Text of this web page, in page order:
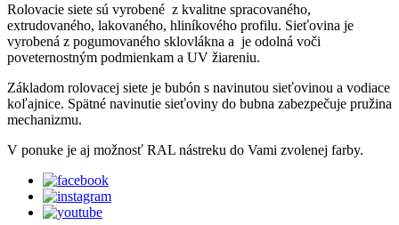
Rolovacie siete sú vyrobené z kvalitne spracovaného,
extrudovaného, lakovaného, hliníkového profilu. Sieťovina je
vyrobená z pogumovaného sklovlákna a je odolná voči
poveternostným podmienkam a UV žiareniu.
Základom rolovacej siete je bubón s navinutou sieťovinou a vodiace
koľajnice. Spätné navinutie sieťoviny do bubna zabezpečuje pružina
mechanizmu.
V ponuke je aj možnosť RAL nástreku do Vami zvolenej farby.